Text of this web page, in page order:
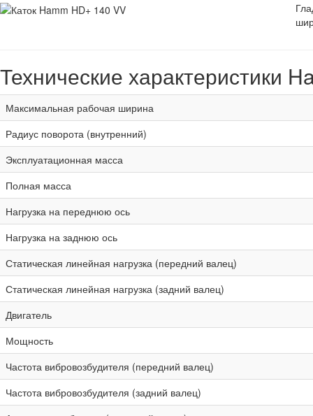
Технические характеристики
Максимальная рабочая ширина
Радиус поворота (внутренний)
Эксплуатационная масса
Полная масса
Нагрузка на переднюю ось
Нагрузка на заднюю ось
Статическая линейная нагрузка (передний валец)
Статическая линейная нагрузка (задний валец)
Двигатель
Мощность
Частота вибровозбудителя (передний валец)
Частота вибровозбудителя (задний валец)